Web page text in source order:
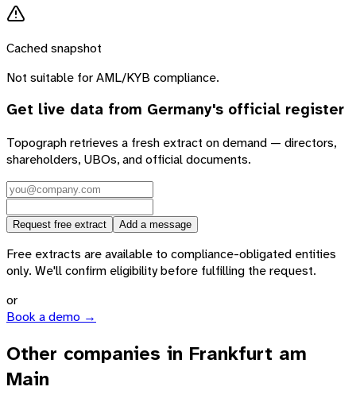
Cached snapshot
Not suitable for AML/KYB compliance.
Get live data from Germany's official register
Topograph retrieves a fresh extract on demand — directors,
shareholders, UBOs, and official documents.
Request free extract Add a message
Free extracts are available to compliance-obligated entities
only. We'll confirm eligibility before fulfilling the request.
or
Book a demo →
Other companies in Frankfurt am
Main